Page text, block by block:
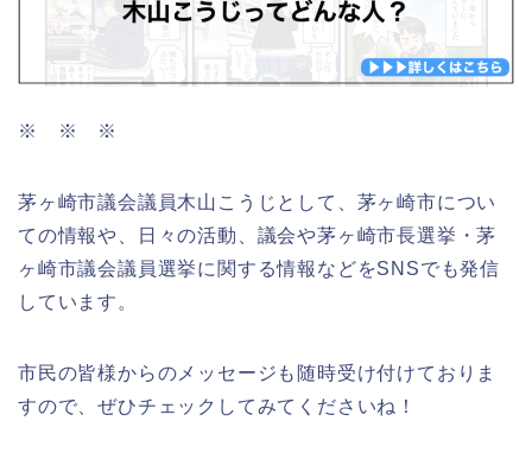
※ ※ ※
茅ヶ崎市議会議員木山こうじとして、茅ヶ崎市につい
ての情報や、日々の活動、議会や茅ヶ崎市長選挙・茅
ヶ崎市議会議員選挙に関する情報などをSNSでも発信
しています。
市民の皆様からのメッセージも随時受け付けておりま
すので、ぜひチェックしてみてくださいね！